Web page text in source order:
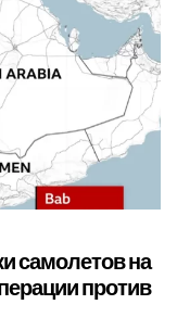
самолетов на
против